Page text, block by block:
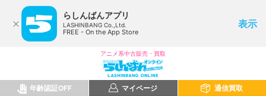
らしんばんアプリ
LASHINBANG Co.,Ltd.
FREE - On the App Store
表示
アニメ系中古販売・買取
年齢認証OFF マイページ 通信買取